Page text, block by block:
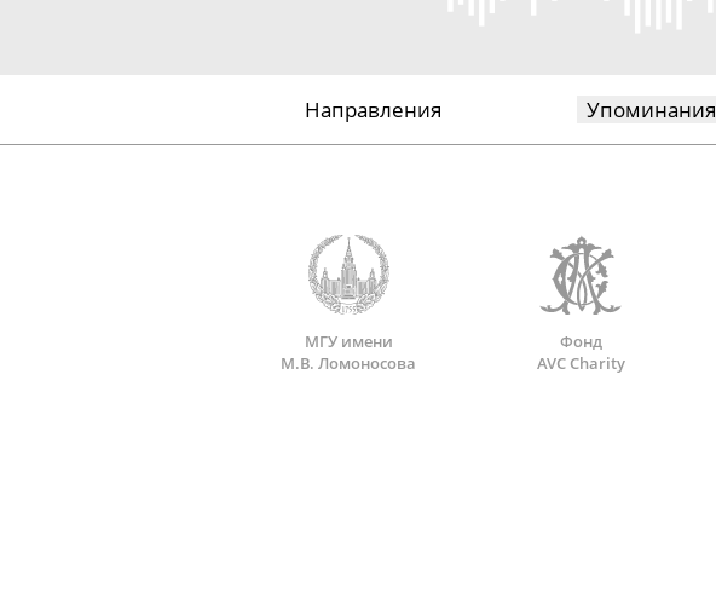
Направления Упоминания
МГУ имени
М.В. Ломоносова
Фонд
AVC Charity